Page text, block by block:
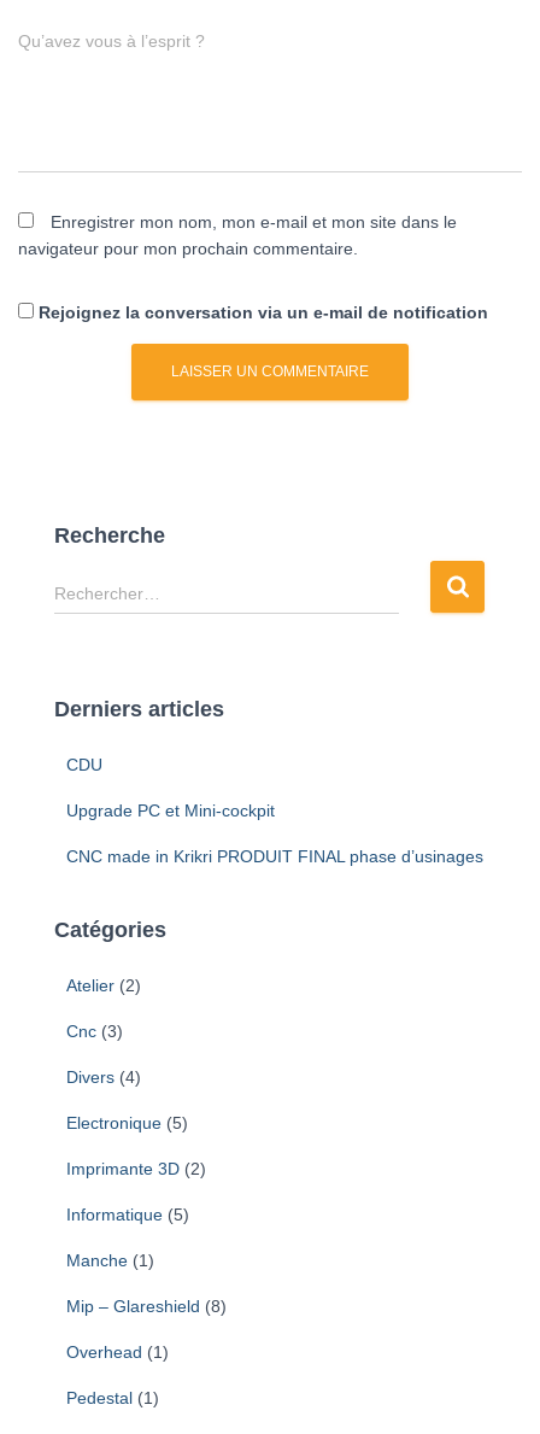
Qu’avez vous à l’esprit ?
Enregistrer mon nom, mon e-mail et mon site dans le
navigateur pour mon prochain commentaire.
Rejoignez la conversation via un e-mail de notification
Recherche
R
e
r
Rechercher…
Derniers articles
CDU
Upgrade PC et Mini-cockpit
CNC made in Krikri PRODUIT FINAL phase d’usinages
Catégories
Atelier (2)
Cnc (3)
Divers (4)
Electronique (5)
Imprimante 3D (2)
Informatique (5)
Manche (1)
Mip – Glareshield (8)
Overhead (1)
Pedestal (1)